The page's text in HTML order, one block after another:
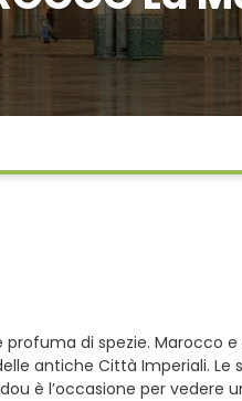
profuma di spezie.
antiche Città Imperiali.
è l’occasione per